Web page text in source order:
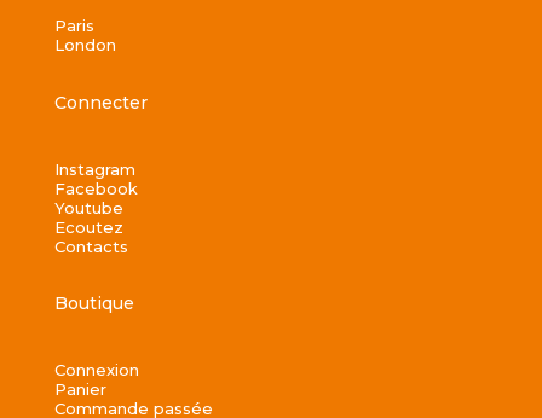
Paris
London
Connecter
Instagram
Facebook
Youtube
Ecoutez
Contacts
Boutique
Connexion
Panier
Commande passée